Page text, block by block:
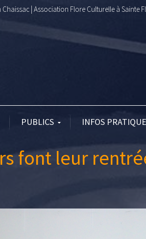
Chaissac | Association Flore Culturelle à Sainte
PUBLICS INFOS
font leur